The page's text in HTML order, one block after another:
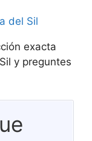
exacta
y preguntes